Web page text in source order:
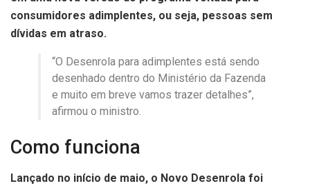
consumidores adimplentes, ou seja, pessoas sem
dívidas em atraso.
“O Desenrola para adimplentes está sendo
desenhado dentro do Ministério da Fazenda
e muito em breve vamos trazer detalhes”,
afirmou o ministro.
Como funciona
Lançado no início de maio, o Novo Desenrola foi